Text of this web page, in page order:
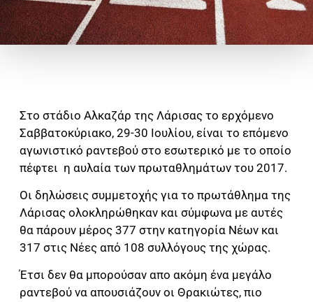
Στο στάδιο Αλκαζάρ της Λάρισας το ερχόμενο
Σαββατοκύριακο, 29-30 Ιουλίου, είναι το επόμενο
αγωνιστικό ραντεβού στο εσωτερικό με το οποίο
πέφτει η αυλαία των πρωταθλημάτων του 2017.
Οι δηλώσεις συμμετοχής για το πρωτάθλημα της
Λάρισας ολοκληρώθηκαν και σύμφωνα με αυτές
θα πάρουν μέρος 377 στην κατηγορία Νέων και
317 στις Νέες από 108 συλλόγους της χώρας.
Έτσι δεν θα μπορούσαν απο ακόμη ένα μεγάλο
ραντεβού να απουσιάζουν οι Θρακιώτες, πιο